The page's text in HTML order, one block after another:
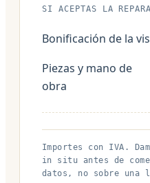
SI ACEPTAS LA
Bonificación de la
Piezas y mano de
obra
Importes con IVA.
in situ antes de
datos, no sobre una